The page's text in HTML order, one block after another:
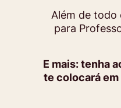
Além de todo
para
E mais: tenha
te colocará